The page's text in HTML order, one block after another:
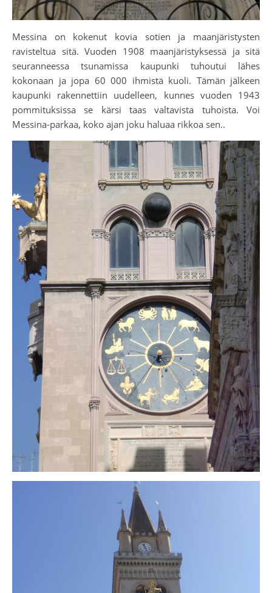
Messina on kokenut kovia sotien ja maanjäristysten
ravisteltua sitä. Vuoden 1908 maanjäristyksessä ja sitä
seuranneessa tsunamissa kaupunki tuhoutui lähes
kokonaan ja jopa 60 000 ihmistä kuoli. Tämän jälkeen
kaupunki rakennettiin uudelleen, kunnes vuoden 1943
pommituksissa se kärsi taas valtavista tuhoista. Voi
Messina-parkaa, koko ajan joku haluaa rikkoa sen..